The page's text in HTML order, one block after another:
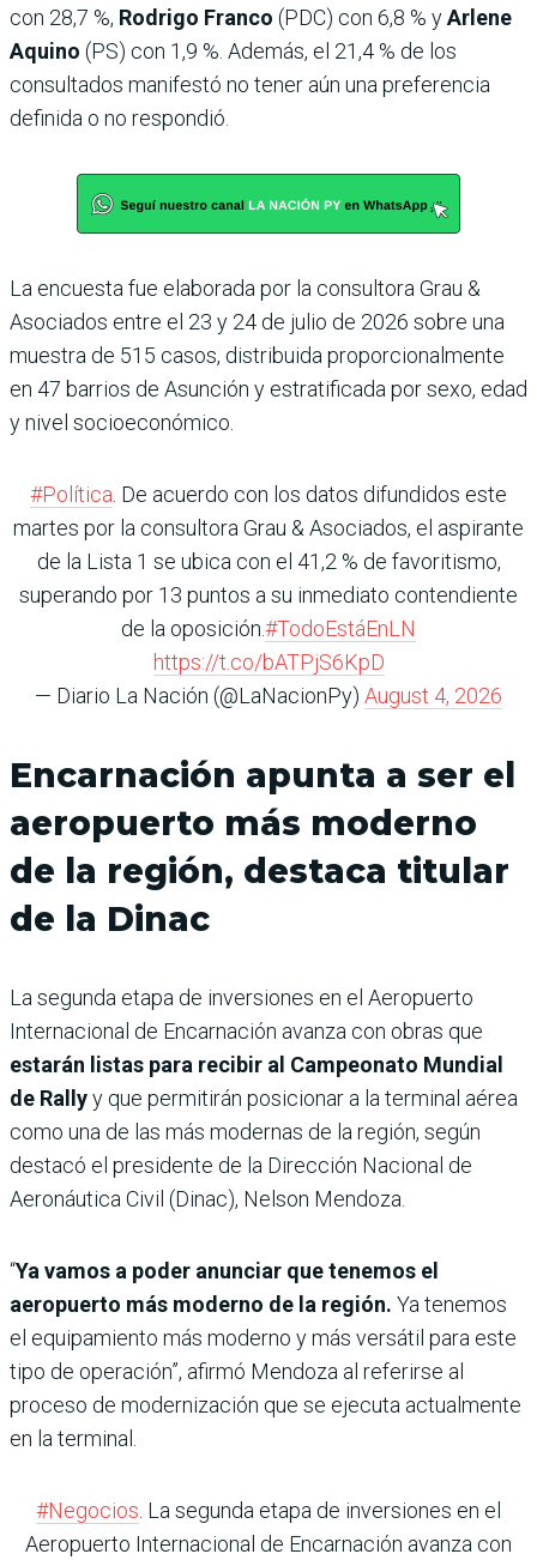
con 28,7 %, Rodrigo Franco (PDC) con 6,8 % yArlene
Aquino (PS) con 1,9 %. Además, el 21,4 % de los
consultados manifestó no tener aún una preferencia
definida o no respondió.
La encuesta fue elaborada por la consultora Grau &
Asociados entre el 23 y 24 de julio de 2026 sobre una
muestra de 515 casos, distribuida proporcionalmente
en 47 barrios de Asunción y estratificada por sexo, edad
y nivel socioeconómico.
#Política. De acuerdo con los datos difundidos este
martes por la consultora Grau & Asociados, el aspirante
de la Lista 1 se ubica con el 41,2 % de favoritismo,
superando por 13 puntos a su inmediato contendiente
de la oposición.#TodoEstáEnLN
https://t.co/bATPjS6KpD
— Diario La Nación (@LaNacionPy) August 4, 2026
Encarnación apunta a ser el
aeropuerto más moderno
de la región, destaca titular
de la Dinac
La segunda etapa de inversiones en el Aeropuerto
Internacional de Encarnación avanza con obras que
estarán listas para recibir al Campeonato Mundial
de Rallyy que permitirán posicionar a la terminal aérea
como una de las más modernas de la región, según
destacó el presidente de la Dirección Nacional de
Aeronáutica Civil (Dinac), Nelson Mendoza.
“Ya vamos a poder anunciar que tenemos el
aeropuerto más moderno de la región. Ya tenemos
el equipamiento más moderno y más versátil para este
tipo de operación”, afirmó Mendoza al referirse al
proceso de modernización que se ejecuta actualmente
en la terminal.
#Negocios. La segunda etapa de inversiones en el
Aeropuerto Internacional de Encarnación avanza con